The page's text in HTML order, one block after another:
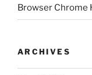
Browser Chrome
ARCHIVES